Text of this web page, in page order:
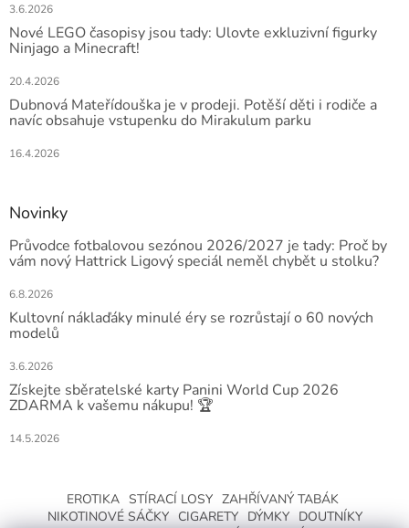
3.6.2026
Nové LEGO časopisy jsou tady: Ulovte exkluzivní figurky
Ninjago a Minecraft!
20.4.2026
Dubnová Mateřídouška je v prodeji. Potěší děti i rodiče a
navíc obsahuje vstupenku do Mirakulum parku
16.4.2026
Novinky
Průvodce fotbalovou sezónou 2026/2027 je tady: Proč by
vám nový Hattrick Ligový speciál neměl chybět u stolku?
6.8.2026
Kultovní náklaďáky minulé éry se rozrůstají o 60 nových
modelů
3.6.2026
Získejte sběratelské karty Panini World Cup 2026
ZDARMA k vašemu nákupu! 🏆
14.5.2026
EROTIKA STÍRACÍ LOSY ZAHŘÍVANÝ TABÁK
NIKOTINOVÉ SÁČKY CIGARETY DÝMKY
DOUTNÍKY